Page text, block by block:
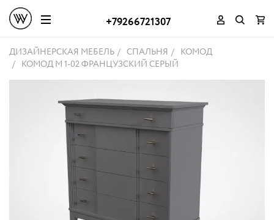
+79266721307
ДИЗАЙНЕРСКАЯ МЕБЕЛЬ СПАЛЬНЯ
КОМОД
КОМОД M 1-02 ФРАНЦУЗСКИЙ СЕРЫЙ